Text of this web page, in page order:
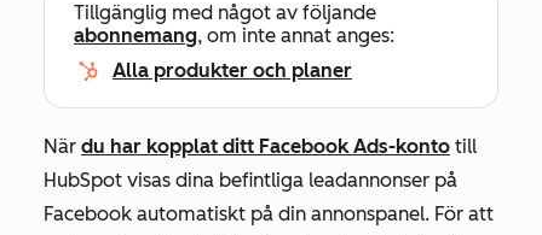
Tillgänglig med något av följande
abonnemang, om inte annat anges:
Alla produkter och planer
När du har kopplat ditt Facebook Ads-konto till
HubSpot visas dina befintliga leadannonser på
Facebook automatiskt på din annonspanel. För att